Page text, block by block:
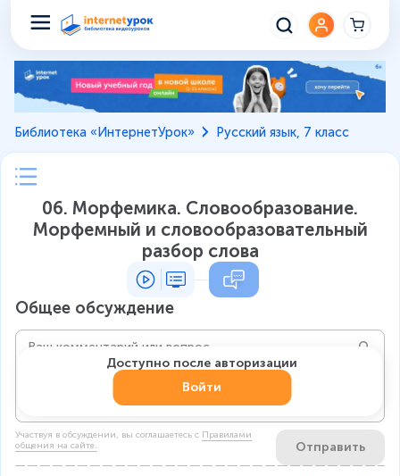
Библиотека «ИнтернетУрок» Русский язык, 7 класс
06. Морфемика. Словообразование.
Морфемный и словообразовательный
разбор слова
Общее обсуждение
Участвуя в обсуждении, вы соглашаетесь c Правилами
общения на сайте.
Отправить
Доступно после авторизации
Войти